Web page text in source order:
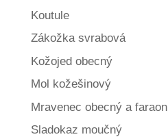
Koutule
Zákožka svrabová
Kožojed obecný
Mol kožešinový
Mravenec obecný a faraon
Sladokaz moučný